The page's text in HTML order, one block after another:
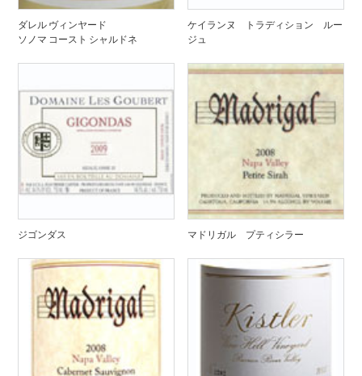
ダレル ヴィンヤード
ソノマ コースト シャルドネ
ケイランヌ トラディション ルー
ジュ
ジゴンダス マドリガル プティシラー